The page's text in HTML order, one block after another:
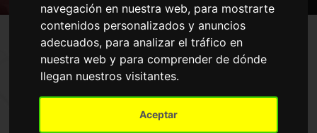
navegación en nuestra web, para mostrarte
contenidos personalizados y anuncios
adecuados, para analizar el tráfico en
nuestra web y para comprender de dónde
llegan nuestros visitantes.
Aceptar
MAPA DE CALLE DE
ENMEDIO ELCHE